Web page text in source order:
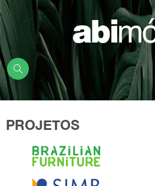
PROJETOS